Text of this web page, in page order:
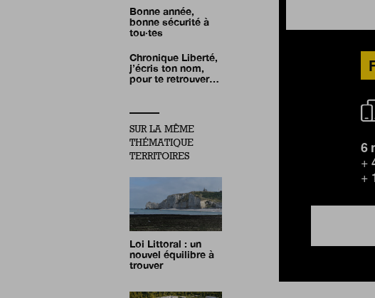
6
+
+
Bonne année,
bonne sécurité à
tou·tes
Chronique Liberté,
j’écris ton nom,
pour te retrouver…
SUR LA MÊME
THÉMATIQUE
TERRITOIRES
Loi Littoral : un
nouvel équilibre à
trouver